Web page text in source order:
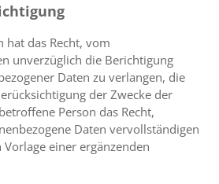
hat das Recht, vom
unverzüglich die Berichtigung
Daten zu verlangen, die
der Zwecke der
Person das Recht,
Daten vervollständigen
einer ergänzenden